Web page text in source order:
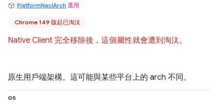
PlatformNaclArch 選用
Chrome 149 版起已淘汰
Native Client 完全移除後，這個屬性就會遭到淘汰。
原生用戶端架構。這可能與某些平台上的 arch 不同。
os